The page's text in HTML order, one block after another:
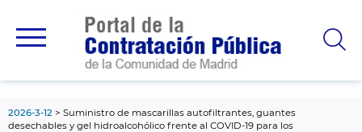
principal
2026-3-12
Suministro de mascarillas autofiltrantes, guantes
desechables y gel hidroalcohólico frente al COVID-19 para los